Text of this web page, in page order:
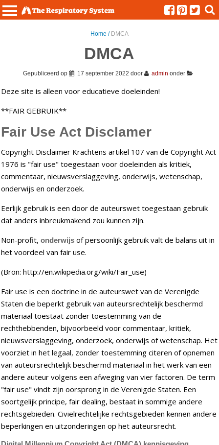
Home / DMCA
DMCA
Gepubliceerd op 17 september 2022 door admin onder
Deze site is alleen voor educatieve doeleinden!
**FAIR GEBRUIK**
Fair Use Act Disclamer
Copyright Disclaimer Krachtens artikel 107 van de Copyright Act
1976 is "fair use" toegestaan voor doeleinden als kritiek,
commentaar, nieuwsverslaggeving, onderwijs, wetenschap,
onderwijs en onderzoek.
Eerlijk gebruik is een door de auteurswet toegestaan gebruik
dat anders inbreukmakend zou kunnen zijn.
Non-profit,onderwijs of persoonlijk gebruik valt de balans uit in
het voordeel van fair use.
(Bron: http://en.wikipedia.org/wiki/Fair_use)
Fair use is een doctrine in de auteurswet van de Verenigde
Staten die beperkt gebruik van auteursrechtelijk beschermd
materiaal toestaat zonder toestemming van de
rechthebbenden, bijvoorbeeld voor commentaar, kritiek,
nieuwsverslaggeving, onderzoek, onderwijs of wetenschap. Het
voorziet in het legaal, zonder toestemming citeren of opnemen
van auteursrechtelijk beschermd materiaal in het werk van een
andere auteur volgens een afweging van vier factoren. De term
"fair use" vindt zijn oorsprong in de Verenigde Staten. Een
soortgelijk principe, fair dealing, bestaat in sommige andere
rechtsgebieden. Civielrechtelijke rechtsgebieden kennen andere
beperkingen en uitzonderingen op het auteursrecht.